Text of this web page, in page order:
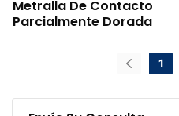
Metralla De Contacto
Parcialmente Dorada
1